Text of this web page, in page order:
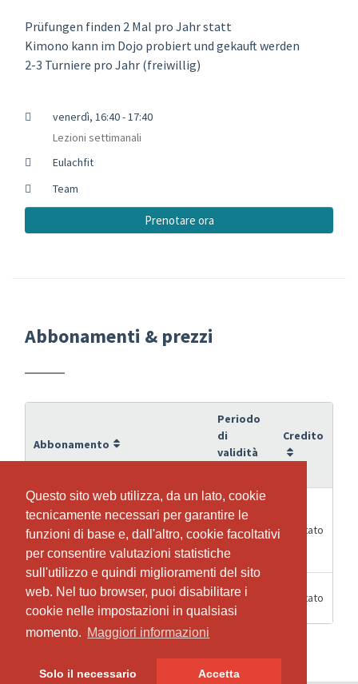
Questo sito web utilizza, da un lato, cookie
tecnicamente necessari per garantire le
funzioni di base e, dall'altro, cookie facoltativi
per consentire valutazioni statistiche
sull'utilizzo e quindi miglioramenti del sito
web. Nel tuo browser, puoi disabilitare i
cookie nelle impostazioni in qualsiasi
momento. Maggiori informazioni
Solo il necessario Accetta
Questo sito web utilizza, da un lato, cookie
tecnicamente necessari per garantire le
funzioni di base e, dall'altro, cookie facoltativi
per consentire valutazioni statistiche
sull'utilizzo e quindi miglioramenti del sito
web. Nel tuo browser, puoi disabilitare i
cookie nelle impostazioni in qualsiasi
momento. Maggiori informazioni
Solo il necessario Accetta
Prüfungen finden 2 Mal pro Jahr statt
Kimono kann im Dojo probiert und gekauft werden
2-3 Turniere pro Jahr (freiwillig)
venerdì, 16:40 - 17:40
Lezioni settimanali
Eulachfit
Team
Prenotare ora
Abbonamenti & prezzi
Abbonamento
Periodo
di
validità
Credito
2) Kids/Teens: 2
Schnupperwochen (Tanz, Karate,
Krav Maga, Kinderyoga und Musik
& Bewegung) - unlimitiert
2
Settimane
Illimitato
Kinder/Jugendliche
Halbjahresabo im Eulachfit
6 Mesi Illimitato